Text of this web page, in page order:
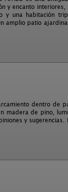
y encanto
y una habitación
amplio patio
dentro de
madera de pino,
y